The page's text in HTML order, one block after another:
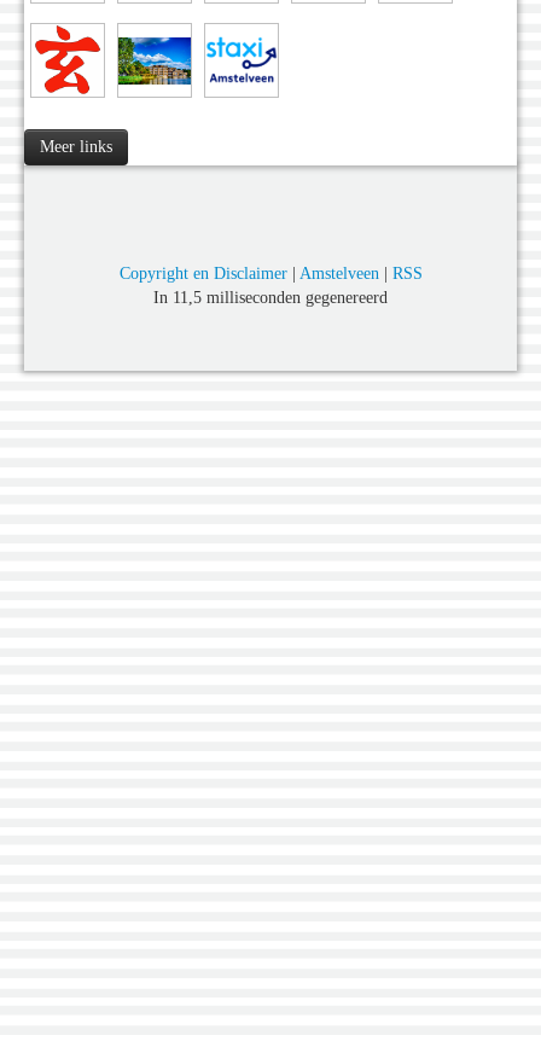
Meer links
Copyright en Disclaimer| Amstelveen| RSS
In 11,5 milliseconden gegenereerd